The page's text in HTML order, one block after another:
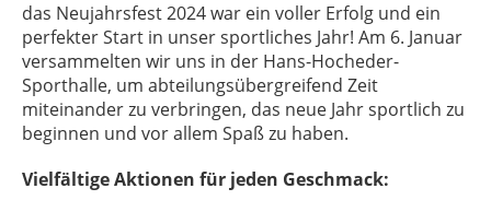
das Neujahrsfest 2024 war ein voller Erfolg und ein
perfekter Start in unser sportliches Jahr! Am 6. Januar
versammelten wir uns in der Hans-Hocheder-
Sporthalle, um abteilungsübergreifend Zeit
miteinander zu verbringen, das neue Jahr sportlich zu
beginnen und vor allem Spaß zu haben.
Vielfältige Aktionen für jeden Geschmack: